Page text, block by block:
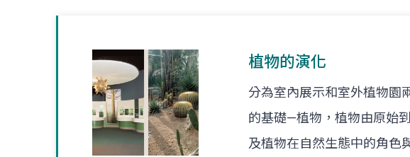
植物的演化
分為室內展示和室外植物園
的基礎—植物，植物由原始
及植物在自然生態中的角色